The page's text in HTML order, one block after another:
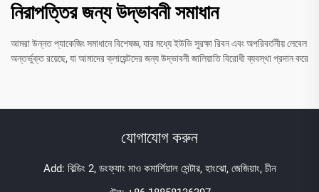
নিরাপত্তির জন্য উদ্ভাবনী সমাধান
আমরা উন্নত প্যাকেজিং সমাধানে বিশেষজ্ঞ, যার মধ্যে ইউভি সুরক্ষা রিবন এবং অপরিবর্তনীয় লেবেল
অন্তর্ভুক্ত রয়েছে, যা আমাদের ক্লায়েন্টদের জন্য উদ্ভাবনী জালিয়াতি বিরোধী ব্যবস্থা প্রদান করে
যোগাযোগ করুন
Add: বিল্ডিং 2, ডংফ্যাং মাও কমার্শিয়াল সেন্টার, হাংঝো, জেজিয়াং, চীন